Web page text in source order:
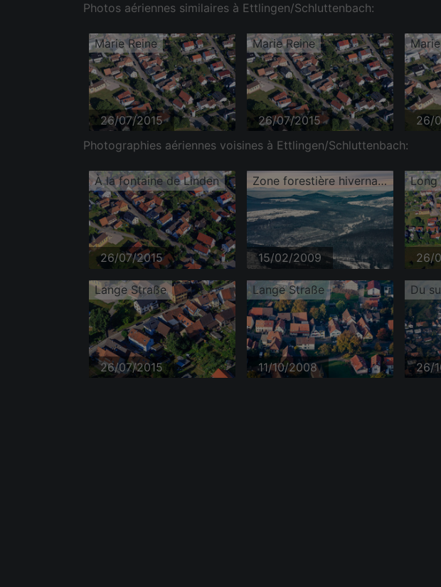
Photos aériennes similaires à Ettlingen/Schluttenbach:
Marie Reine
26/07/2015
Marie Reine
26/07/2015 26/
Photographies aériennes voisines à Ettlingen/Schluttenbach:
À la fontaine de Linden
26/07/2015
Zone forestière hivernale dans la vallée de l'Alb enneigée, avec la Forêt-Noire en arrière-plan à l'horizon.
15/02/2009
Long
26/
Lange Straße
26/07/2015
Lange Straße
11/10/2008
Du
26/